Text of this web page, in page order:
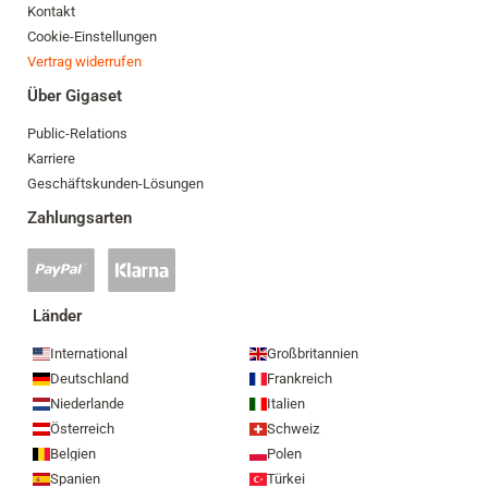
Kontakt
Cookie-Einstellungen
Vertrag widerrufen
Über Gigaset
Public-Relations
Karriere
Geschäftskunden-Lösungen
Zahlungsarten
Zahlung
Zahlung
Länder
International
Großbritannien
Deutschland
Frankreich
Niederlande
Italien
Österreich
Schweiz
Belgien
Polen
Spanien
Türkei